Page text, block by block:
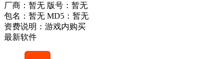
厂商：暂无 版号：暂无
包名：暂无 MD5：暂无
资费说明：游戏内购买
最新软件